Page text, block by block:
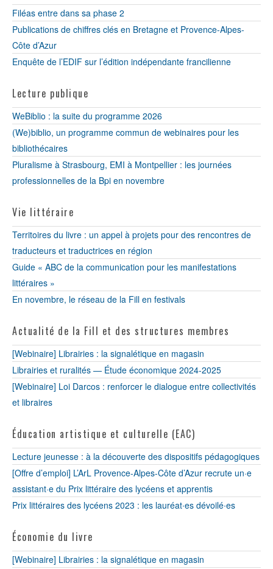
Filéas entre dans sa phase 2
Publications de chiffres clés en Bretagne et Provence-Alpes-
Côte d’Azur
Enquête de l’EDIF sur l’édition indépendante francilienne
Lecture publique
WeBiblio : la suite du programme 2026
(We)biblio, un programme commun de webinaires pour les
bibliothécaires
Pluralisme à Strasbourg, EMI à Montpellier : les journées
professionnelles de la Bpi en novembre
Vie littéraire
Territoires du livre : un appel à projets pour des rencontres de
traducteurs et traductrices en région
Guide « ABC de la communication pour les manifestations
littéraires »
En novembre, le réseau de la Fill en festivals
Actualité de la Fill et des structures membres
[Webinaire] Librairies : la signalétique en magasin
Librairies et ruralités — Étude économique 2024-2025
[Webinaire] Loi Darcos : renforcer le dialogue entre collectivités
et libraires
Éducation artistique et culturelle (EAC)
Lecture jeunesse : à la découverte des dispositifs pédagogiques
[Offre d’emploi] L’ArL Provence-Alpes-Côte d’Azur recrute un·e
assistant·e du Prix littéraire des lycéens et apprentis
Prix littéraires des lycéens 2023 : les lauréat∙es dévoilé∙es
Économie du livre
[Webinaire] Librairies : la signalétique en magasin